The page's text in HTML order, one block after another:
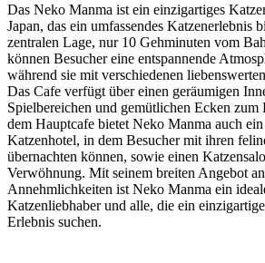
Das Neko Manma ist ein einzigartiges
Japan, das ein umfassendes Katzenerlebnis
zentralen Lage, nur 10 Gehminuten vom
können Besucher eine entspannende
während sie mit verschiedenen
Das Cafe verfügt über einen geräumigen
Spielbereichen und gemütlichen Ecken zum
dem Hauptcafe bietet Neko Manma auch
Katzenhotel, in dem Besucher mit ihren
übernachten können, sowie einen
Verwöhnung. Mit seinem breiten Angebot
Annehmlichkeiten ist Neko Manma ein
Katzenliebhaber und alle, die ein
Erlebnis suchen.